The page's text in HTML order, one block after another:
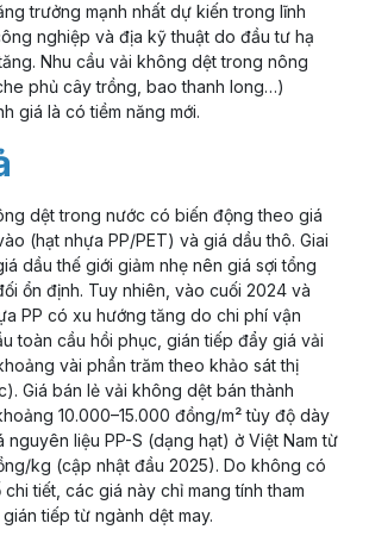
trưởng mạnh nhất dự kiến trong lĩnh
nghiệp và địa kỹ thuật do đầu tư hạ
Nhu cầu vải không dệt trong nông
phủ cây trồng, bao thanh long…)
giá là có tiềm năng mới.
dệt trong nước có biến động theo giá
(hạt nhựa PP/PET) và giá dầu thô. Giai
dầu thế giới giảm nhẹ nên giá sợi tổng
ổn định. Tuy nhiên, vào cuối 2024 và
PP có xu hướng tăng do chi phí vận
toàn cầu hồi phục, gián tiếp đẩy giá vải
vài phần trăm theo khảo sát thị
Giá bán lẻ vải không dệt bán thành
10.000–15.000 đồng/m² tùy độ dày
nguyên liệu PP-S (dạng hạt) ở Việt Nam từ
kg (cập nhật đầu 2025). Do không có
tiết, các giá này chỉ mang tính tham
tiếp từ ngành dệt may.